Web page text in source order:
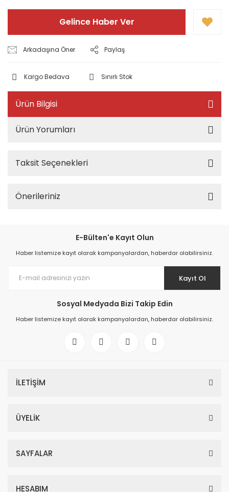
Gelince Haber Ver
Arkadaşına Öner Paylaş
Kargo Bedava Sınırlı Stok
Ürün Bilgisi
Ürün Yorumları
Taksit Seçenekleri
Önerileriniz
E-Bülten'e Kayıt Olun
Haber listemize kayıt olarak kampanyalardan, haberdar olabilirsiniz.
Kayıt Ol
Sosyal Medyada Bizi Takip Edin
Haber listemize kayıt olarak kampanyalardan, haberdar olabilirsiniz.
İLETİŞİM
ÜYELİK
SAYFALAR
HESABIM